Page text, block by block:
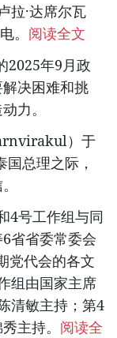
拉·达席尔瓦
。 阅读全文
2025年9月政
决困难和挑
力。
）于
总理之际，
4号工作组与同
省省委常委会
党代会的各文
组由国家主席
清敏主持；第4
主持。 阅读全